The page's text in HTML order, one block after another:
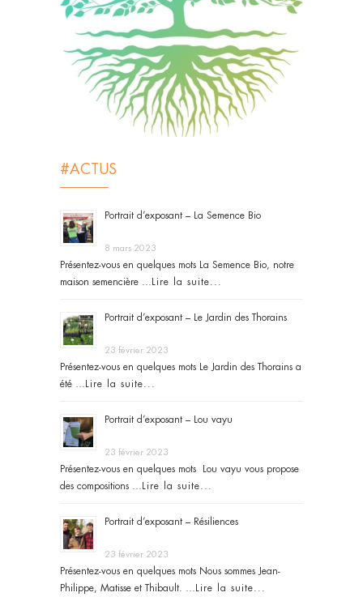
#ACTUS
Portrait d’exposant – La Semence Bio
8 mars 2023
Présentez-vous en quelques mots La Semence Bio, notre
maison semencière …
Lire la suite...
Portrait d’exposant – Le Jardin des Thorains
23 février 2023
Présentez-vous en quelques mots Le Jardin des Thorains a
été …
Lire la suite...
Portrait d’exposant – Lou vayu
23 février 2023
Présentez-vous en quelques mots Lou vayu vous propose
des compositions …
Lire la suite...
Portrait d’exposant – Résiliences
23 février 2023
Présentez-vous en quelques mots Nous sommes Jean-
Philippe, Matisse et Thibault. …
Lire la suite...